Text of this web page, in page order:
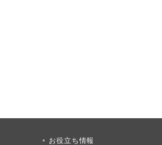
お役立ち情報